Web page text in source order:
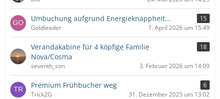
Umbuchung aufgrund Energieknappheit...
15
Goldleader
1. April 2026 um 15:49
Verandakabine für 4 köpfige Familie
Nova/Cosma
18
seventh_son 3. Februar 2026 um 14:09
Premium Frühbucher weg
6
Trick2G
31. Dezember 2025 um 13:02